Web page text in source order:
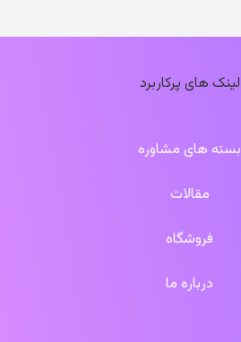
لینک های پرکاربرد
بسته های مشاوره
مقالات
فروشگاه
درباره ما